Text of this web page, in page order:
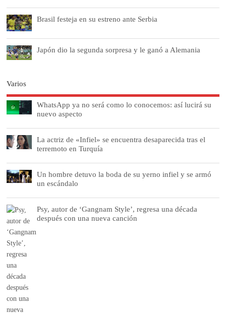
Brasil festeja en su estreno ante Serbia
Japón dio la segunda sorpresa y le ganó a Alemania
Varios
WhatsApp ya no será como lo conocemos: así lucirá su
nuevo aspecto
La actriz de «Infiel» se encuentra desaparecida tras el
terremoto en Turquía
Un hombre detuvo la boda de su yerno infiel y se armó
un escándalo
Psy, autor de ‘Gangnam Style’, regresa una década
después con una nueva canción